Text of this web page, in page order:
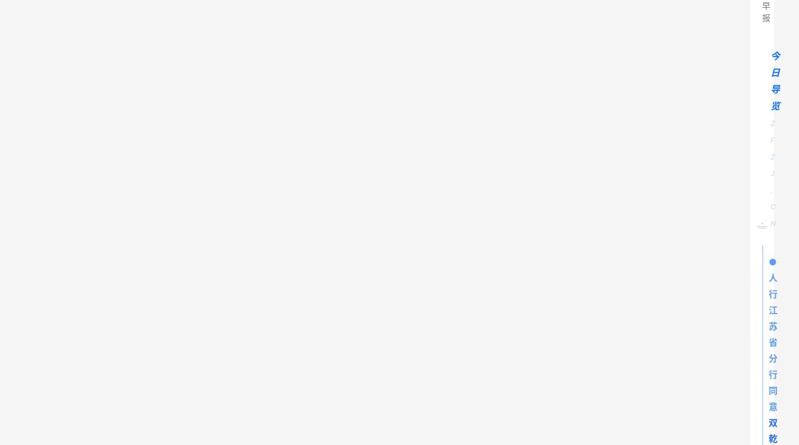
早
报
今
日
导
览
Z
F
Z
J
.
C
N
●
人
行
江
苏
省
分
行
同
意
双
乾